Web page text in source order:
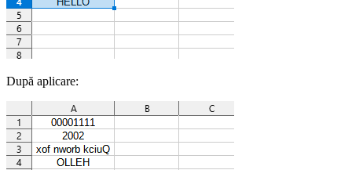
După aplicare: